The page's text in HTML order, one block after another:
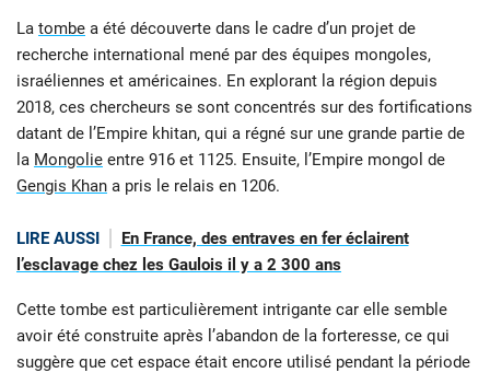
La tombe a été découverte dans le cadre d’un projet de
recherche international mené par des équipes mongoles,
israéliennes et américaines. En explorant la région depuis
2018, ces chercheurs se sont concentrés sur des fortifications
datant de l’Empire khitan, qui a régné sur une grande partie de
la Mongolie entre 916 et 1125. Ensuite, l’Empire mongol de
Gengis Khan a pris le relais en 1206.
LIRE AUSSI
En France, des entraves en fer éclairent
l’esclavage chez les Gaulois il y a 2 300 ans
Cette tombe est particulièrement intrigante car elle semble
avoir été construite après l’abandon de la forteresse, ce qui
suggère que cet espace était encore utilisé pendant la période